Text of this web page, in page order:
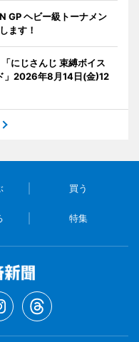
GP ヘビー級トーナメン
ます！
にじさんじ 束縛ボイス
」2026年8月14日(金)12
買う
特集